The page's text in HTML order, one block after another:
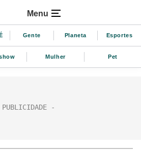
Menu
Gente Planeta Esportes
Mulher Pet